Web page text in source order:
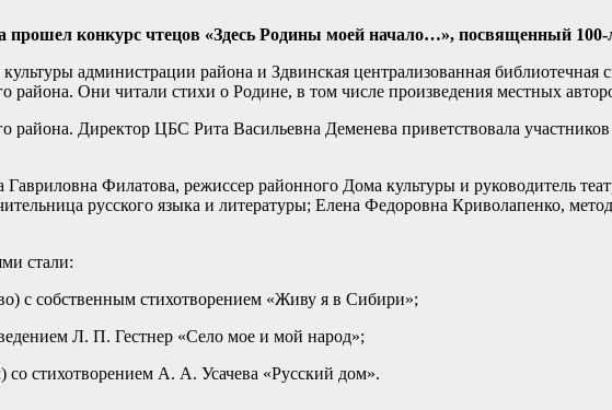
прошел конкурс чтецов «Здесь Родины моей начало…», посвященный
администрации района и Здвинская централизованная библиотечная
района. Они читали стихи о Родине, в том числе произведения местных
района. Директор ЦБС Рита Васильевна Деменева приветствовала
Филатова, режиссер районного Дома культуры и руководитель
русского языка и литературы; Елена Федоровна Криволапенко,
стали:
с собственным стихотворением «Живу я в Сибири»;
Л. П. Гестнер «Село мое и мой народ»;
стихотворением А. А. Усачева «Русский дом».